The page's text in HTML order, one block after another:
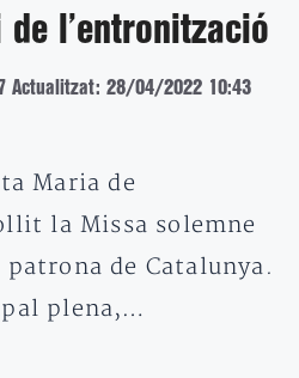
l’entronització
Actualitzat: 28/04/2022 10:43
Maria de
la Missa solemne
patrona de Catalunya.
plena,…